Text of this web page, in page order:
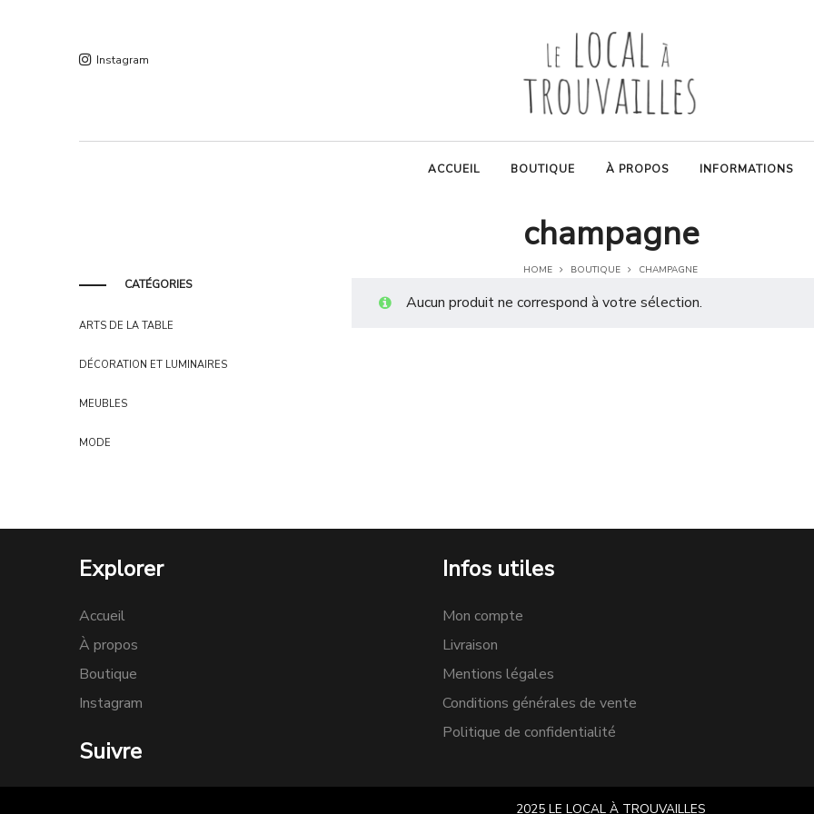
Instagram
ACCUEIL BOUTIQUE À PROPOS INFORMATIONS
champagne
HOME BOUTIQUE CHAMPAGNE
Aucun produit ne correspond à votre sélection.
CATÉGORIES
ARTS DE LA TABLE
DÉCORATION ET LUMINAIRES
MEUBLES
MODE
Explorer
Accueil
À propos
Boutique
Instagram
Suivre
Infos utiles
Mon compte
Livraison
Mentions légales
Conditions générales de vente
Politique de confidentialité
2025 LE LOCAL À TROUVAILLES